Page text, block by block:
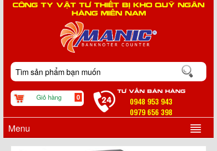
CÔNG TY VẬT TƯ THIẾT BỊ KHO QUỸ NGÂN
HÀNG MIỀN NAM
Giỏ hàng 0
TƯ VẤN BÁN HÀNG
0948 953 943
0979 656 398
Menu